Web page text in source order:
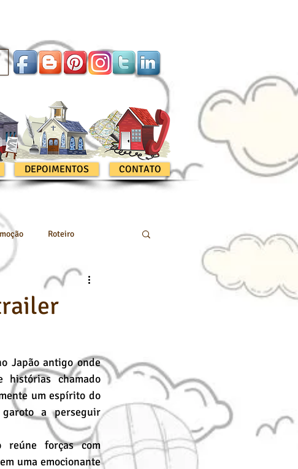
DEPOIMENTOS CONTATO
Roteiro
Desenho Básico
Japão antigo onde
histórias chamado
um espírito do
a perseguir
reúne forças com
uma emocionante